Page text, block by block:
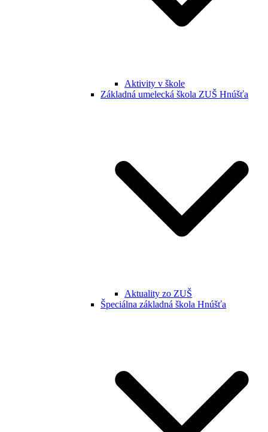
Aktivity v škole
Základná umelecká škola ZUŠ Hnúšťa
Aktuality zo ZUŠ
Špeciálna základná škola Hnúšťa